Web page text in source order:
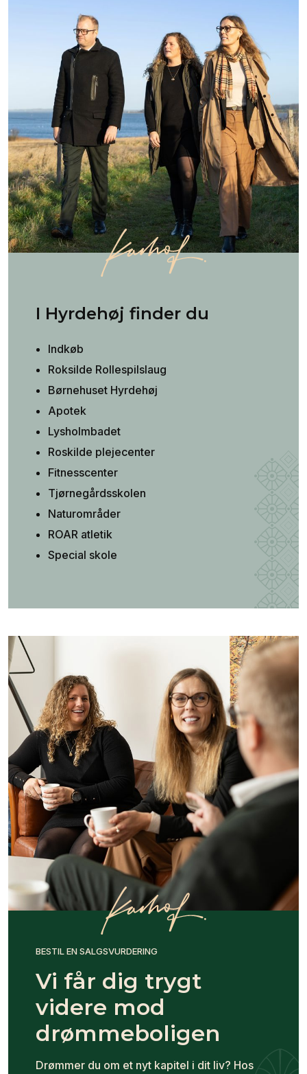
I Hyrdehøj finder du
Indkøb
Roksilde Rollespilslaug
Børnehuset Hyrdehøj
Apotek
Lysholmbadet
Roskilde plejecenter
Fitnesscenter
Tjørnegårdsskolen
Naturområder
ROAR atletik
Special skole
BESTIL EN SALGSVURDERING
Vi får dig trygt
videre mod
drømmeboligen
Drømmer du om et nyt kapitel i dit liv? Hos